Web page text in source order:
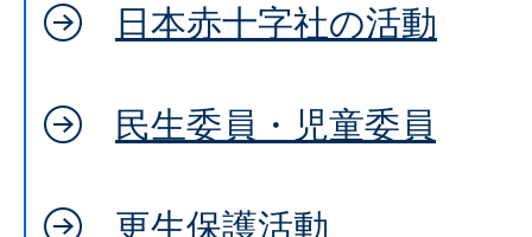
日本赤十字社の活動
民生委員・児童委員
更生保護活動